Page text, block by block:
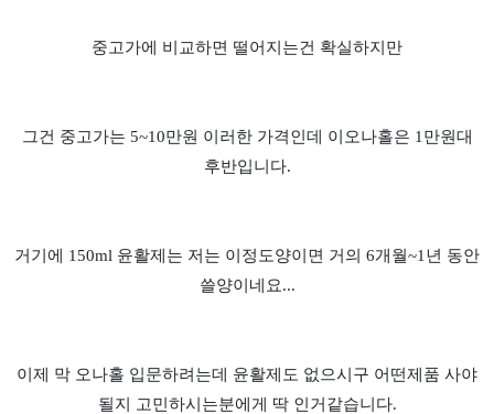
중고가에 비교하면 떨어지는건 확실하지만
그건 중고가는 5~10만원 이러한 가격인데 이오나홀은 1만원대
후반입니다.
거기에 150ml 윤활제는 저는 이정도양이면 거의 6개월~1년 동안
쓸양이네요...
이제 막 오나홀 입문하려는데 윤활제도 없으시구 어떤제품 사야
될지 고민하시는분에게 딱 인거같습니다.